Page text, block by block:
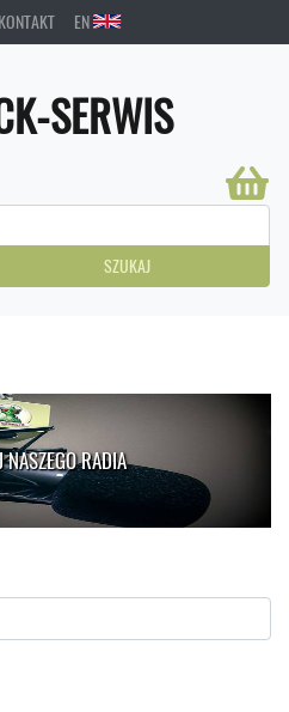
KONTAKT EN
SERWIS
SZUKAJ
NASZEGO RADIA